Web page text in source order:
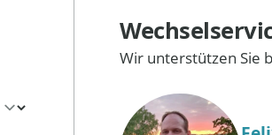
Wir unterstützen Sie